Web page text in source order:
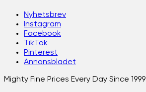
Nyhetsbrev
Instagram
Facebook
TikTok
Pinterest
Annonsbladet
Mighty Fine Prices Every Day Since 1999